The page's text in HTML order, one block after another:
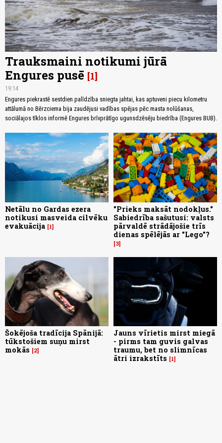
Trauksmaini notikumi jūrā
Engures pusē 1
19:14
Engures piekrastē sestdien palīdzība sniegta jahtai, kas aptuveni piecu kilometru
attālumā no Bērzciema bija zaudējusi vadības spējas pēc masta nolūšanas,
sociālajos tīklos informē Engures brīvprātīgo ugunsdzēsēju biedrība (Engures BUB).
Netālu no Gardas ezera
notikusi masveida cilvēku
evakuācija 1
"Prieks maksāt nodokļus."
Sabiedrība sašutusi: valsts
pārvaldē strādājošie trīs
dienas spēlējās ar "Lego"?
3
Šokējoša tradīcija Spānijā:
tūkstošiem suņu mirst
mokās
2
Jauns vīrietis mirst miegā
- pirms tam guvis galvas
traumu, bet no slimnīcas
ātri izrakstīts
1